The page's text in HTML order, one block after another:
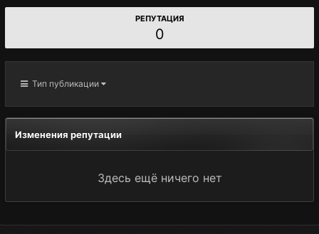
РЕПУТАЦИЯ
0
Тип публикации
Изменения репутации
Здесь ещё ничего нет